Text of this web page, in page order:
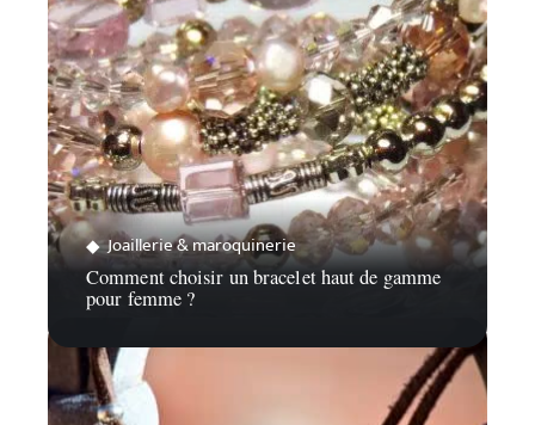
Joaillerie & maroquinerie
Comment choisir un bracelet haut de gamme
pour femme ?